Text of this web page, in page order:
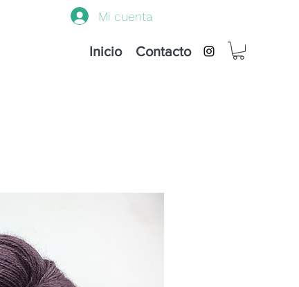
Inicio Contacto
Mi cuenta